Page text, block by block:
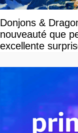
Donjons &
nouveauté que
excellente